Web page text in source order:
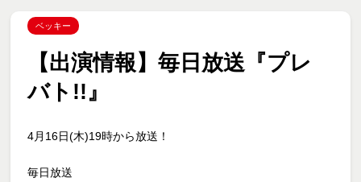
ベッキー
【出演情報】毎日放送『プレ
バト!!』
4月16日(木)19時から放送！
毎日放送